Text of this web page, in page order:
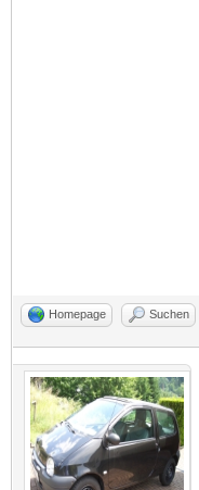
Homepage Suchen